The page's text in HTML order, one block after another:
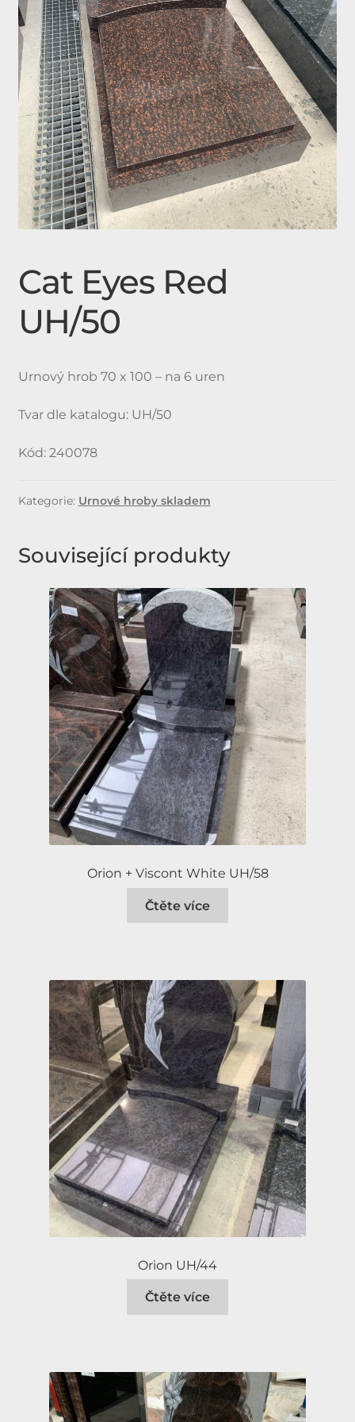
Doplňky
child
menu
Produkty
Urnové hroby skladem
Jednohroby, Dvojhroby
Cat Eyes Red
UH/50
Urnový hrob 70 x 100 – na 6 uren
Tvar dle katalogu: UH/50
Kód: 240078
Kategorie: Urnové hroby skladem
Související produkty
Orion + Viscont White UH/58
Čtěte více
Orion UH/44
Čtěte více